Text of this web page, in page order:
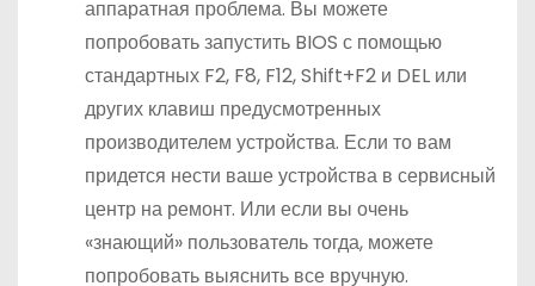
аппаратная проблема. Вы можете
попробовать запустить BIOS с помощью
стандартных F2, F8, F12, Shift+F2 и DEL или
других клавиш предусмотренных
производителем устройства. Если то вам
придется нести ваше устройства в сервисный
центр на ремонт. Или если вы очень
«знающий» пользователь тогда, можете
попробовать выяснить все вручную.